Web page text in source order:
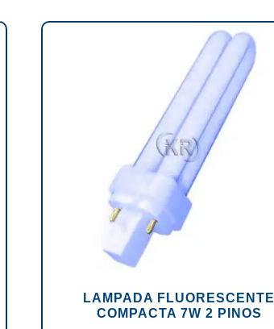
LAMPADA FLUORESCENTE
COMPACTA 7W 2 PINOS